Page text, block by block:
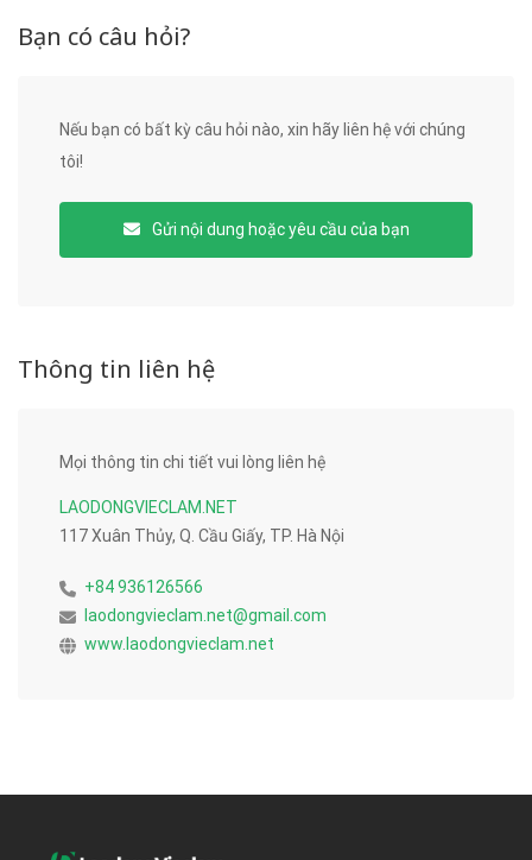
Bạn có câu hỏi?
Nếu bạn có bất kỳ câu hỏi nào, xin hãy liên hệ với chúng
tôi!
Gửi nội dung hoặc yêu cầu của bạn
Thông tin liên hệ
Mọi thông tin chi tiết vui lòng liên hệ
LAODONGVIECLAM.NET
117 Xuân Thủy, Q. Cầu Giấy, TP. Hà Nội
+84 936126566
laodongvieclam.net@gmail.com
www.laodongvieclam.net